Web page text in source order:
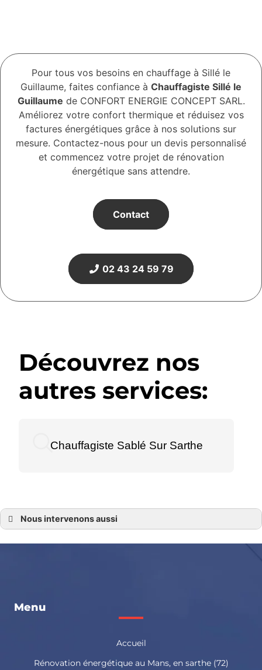
Pour tous vos besoins en chauffage à Sillé le
Guillaume, faites confiance à Chauffagiste Sillé le
Guillaume de CONFORT ENERGIE CONCEPT SARL.
Améliorez votre confort thermique et réduisez vos
factures énergétiques grâce à nos solutions sur
mesure. Contactez-nous pour un devis personnalisé
et commencez votre projet de rénovation
énergétique sans attendre.
Contact
02 43 24 59 79
Découvrez nos
autres services:
Chauffagiste Sablé Sur Sarthe
Nous intervenons aussi
chauffagiste La Ferté Bernard
Menu
Accueil
Rénovation énergétique au Mans, en sarthe (72)